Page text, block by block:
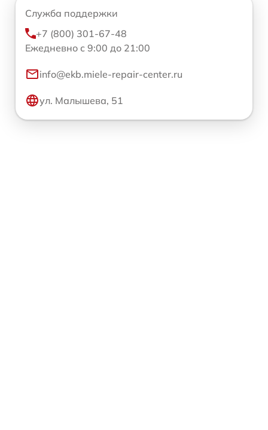
Служба поддержки
+7 (800) 301-67-48
Ежедневно с 9:00 до 21:00
info@ekb.miele-repair-center.ru
ул. Малышева, 51